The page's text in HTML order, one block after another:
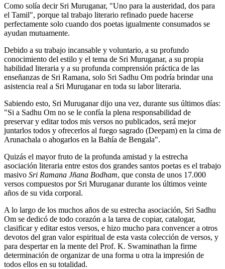
Como solía decir Sri Muruganar, "Uno para la austeridad, dos para
el Tamil", porque tal trabajo literario refinado puede hacerse
perfectamente solo cuando dos poetas igualmente consumados se
ayudan mutuamente.
Debido a su trabajo incansable y voluntario, a su profundo
conocimiento del estilo y el tema de Sri Muruganar, a su propia
habilidad literaria y a su profunda comprensión práctica de las
enseñanzas de Sri Ramana, solo Sri Sadhu Om podría brindar una
asistencia real a Sri Muruganar en toda su labor literaria.
Sabiendo esto, Sri Muruganar dijo una vez, durante sus últimos días:
"Si a Sadhu Om no se le confía la plena responsabilidad de
preservar y editar todos mis versos no publicados, será mejor
juntarlos todos y ofrecerlos al fuego sagrado (Deepam) en la cima de
Arunachala o ahogarlos en la Bahía de Bengala".
Quizás el mayor fruto de la profunda amistad y la estrecha
asociación literaria entre estos dos grandes santos poetas es el trabajo
masivo Sri Ramana Jñana Bodham, que consta de unos 17.000
versos compuestos por Sri Muruganar durante los últimos veinte
años de su vida corporal.
A lo largo de los muchos años de su estrecha asociación, Sri Sadhu
Om se dedicó de todo corazón a la tarea de copiar, catalogar,
clasificar y editar estos versos, e hizo mucho para convencer a otros
devotos del gran valor espiritual de esta vasta colección de versos, y
para despertar en la mente del Prof. K. Swaminathan la firme
determinación de organizar de una forma u otra la impresión de
todos ellos en su totalidad.